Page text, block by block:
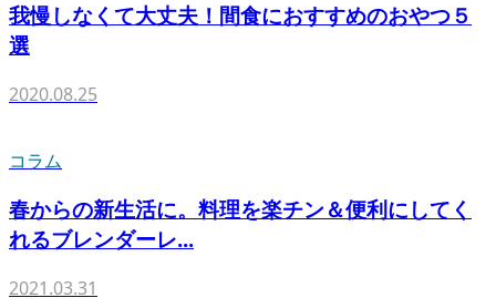
我慢しなくて大丈夫！間食におすすめのおやつ５
選
2020.08.25
コラム
春からの新生活に。料理を楽チン＆便利にしてく
れるブレンダーレ...
2021.03.31